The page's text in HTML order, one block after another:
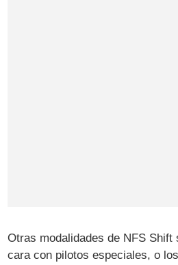
Otras modalidades de NFS
cara con pilotos especiales, o